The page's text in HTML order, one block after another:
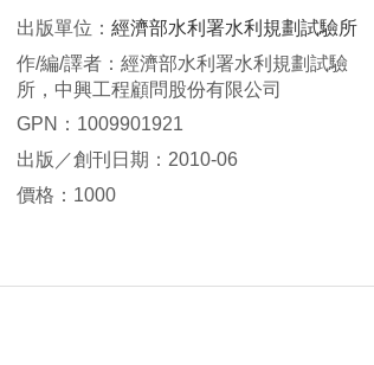
出版單位： 經濟部水利署水利規劃試驗所
作/編/譯者：經濟部水利署水利規劃試驗
所，中興工程顧問股份有限公司
GPN：1009901921
出版／創刊日期：2010-06
價格：1000